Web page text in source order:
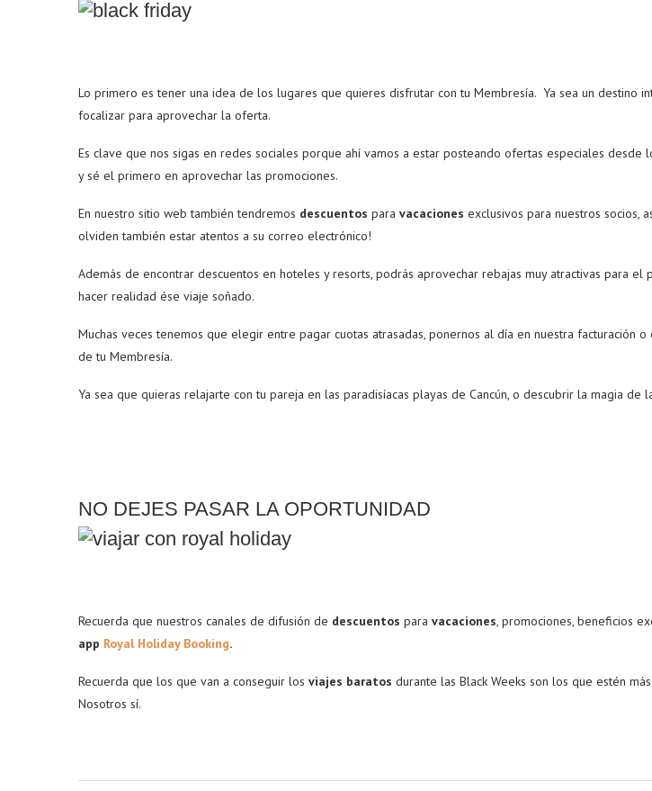
Lo primero es tener una idea de los lugares que quieres disfrutar con tu Membresía. Ya sea un destino
focalizar para aprovechar la oferta.
Es clave que nos sigas en redes sociales porque ahí vamos a estar posteando ofertas especiales
y sé el primero en aprovechar las promociones.
En nuestro sitio web también tendremos descuentos para vacaciones exclusivos para nuestros socios,
olviden también estar atentos a su correo electrónico!
Además de encontrar descuentos en hoteles y resorts, podrás aprovechar rebajas muy atractivas para el
hacer realidad ése viaje soñado.
Muchas veces tenemos que elegir entre pagar cuotas atrasadas, ponernos al día en nuestra facturación
de tu Membresía.
Ya sea que quieras relajarte con tu pareja en las paradisíacas playas de Cancún, o descubrir la magia
NO DEJES PASAR LA OPORTUNIDAD
Recuerda que nuestros canales de difusión de descuentos para vacaciones, promociones, beneficios
app Royal Holiday Booking.
Recuerda que los que van a conseguir los viajes baratos durante las Black Weeks son los que estén
Nosotros sí.